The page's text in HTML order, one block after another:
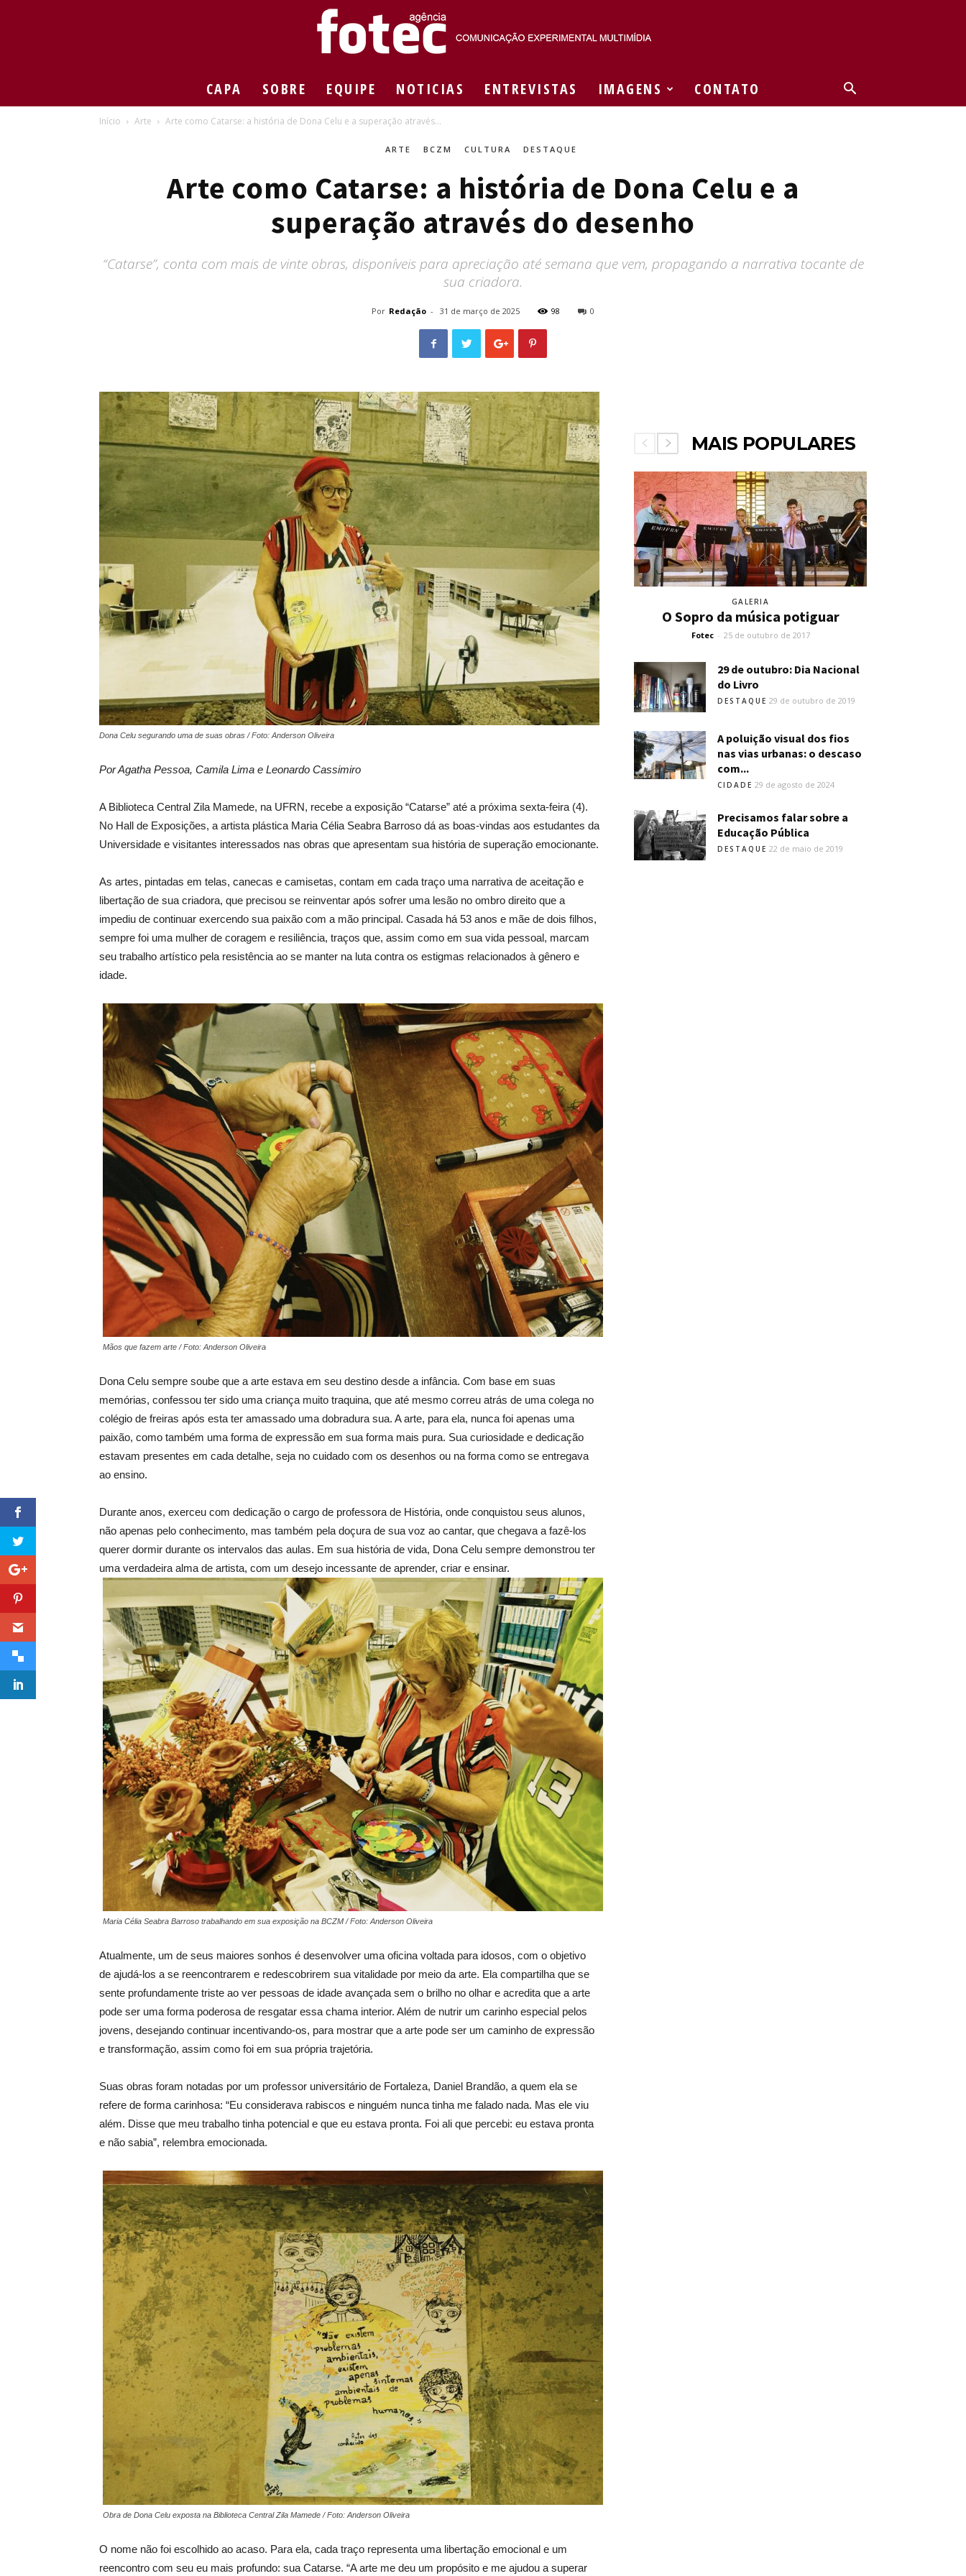
Fotec
CAPA SOBRE EQUIPE NOTICIAS ENTREVISTAS IMAGENS CONTATO
Início Arte Arte como Catarse: a história de Dona Celu e a superação através...
ARTE BCZM CULTURA DESTAQUE
Arte como Catarse: a história de Dona Celu e a
superação através do desenho
“Catarse”, conta com mais de vinte obras, disponíveis para apreciação até semana que vem, propagando a narrativa tocante de
sua criadora.
Por Redação - 31 de março de 2025 98 0
Dona Celu segurando uma de suas obras / Foto: Anderson Oliveira
Por Agatha Pessoa, Camila Lima e Leonardo Cassimiro
A Biblioteca Central Zila Mamede, na UFRN, recebe a exposição “Catarse” até a próxima sexta-feira (4).
No Hall de Exposições, a artista plástica Maria Célia Seabra Barroso dá as boas-vindas aos estudantes da
Universidade e visitantes interessados nas obras que apresentam sua história de superação emocionante.
As artes, pintadas em telas, canecas e camisetas, contam em cada traço uma narrativa de aceitação e
libertação de sua criadora, que precisou se reinventar após sofrer uma lesão no ombro direito que a
impediu de continuar exercendo sua paixão com a mão principal. Casada há 53 anos e mãe de dois filhos,
sempre foi uma mulher de coragem e resiliência, traços que, assim como em sua vida pessoal, marcam
seu trabalho artístico pela resistência ao se manter na luta contra os estigmas relacionados à gênero e
idade.
Mãos que fazem arte / Foto: Anderson Oliveira
Dona Celu sempre soube que a arte estava em seu destino desde a infância. Com base em suas
memórias, confessou ter sido uma criança muito traquina, que até mesmo correu atrás de uma colega no
colégio de freiras após esta ter amassado uma dobradura sua. A arte, para ela, nunca foi apenas uma
paixão, como também uma forma de expressão em sua forma mais pura. Sua curiosidade e dedicação
estavam presentes em cada detalhe, seja no cuidado com os desenhos ou na forma como se entregava
ao ensino.
Durante anos, exerceu com dedicação o cargo de professora de História, onde conquistou seus alunos,
não apenas pelo conhecimento, mas também pela doçura de sua voz ao cantar, que chegava a fazê-los
querer dormir durante os intervalos das aulas. Em sua história de vida, Dona Celu sempre demonstrou ter
uma verdadeira alma de artista, com um desejo incessante de aprender, criar e ensinar.
Maria Célia Seabra Barroso trabalhando em sua exposição na BCZM / Foto: Anderson Oliveira
Atualmente, um de seus maiores sonhos é desenvolver uma oficina voltada para idosos, com o objetivo
de ajudá-los a se reencontrarem e redescobrirem sua vitalidade por meio da arte. Ela compartilha que se
sente profundamente triste ao ver pessoas de idade avançada sem o brilho no olhar e acredita que a arte
pode ser uma forma poderosa de resgatar essa chama interior. Além de nutrir um carinho especial pelos
jovens, desejando continuar incentivando-os, para mostrar que a arte pode ser um caminho de expressão
e transformação, assim como foi em sua própria trajetória.
Suas obras foram notadas por um professor universitário de Fortaleza, Daniel Brandão, a quem ela se
refere de forma carinhosa: “Eu considerava rabiscos e ninguém nunca tinha me falado nada. Mas ele viu
além. Disse que meu trabalho tinha potencial e que eu estava pronta. Foi ali que percebi: eu estava pronta
e não sabia”, relembra emocionada.
Obra de Dona Celu exposta na Biblioteca Central Zila Mamede / Foto: Anderson Oliveira
O nome não foi escolhido ao acaso. Para ela, cada traço representa uma libertação emocional e um
reencontro com seu eu mais profundo: sua Catarse. “A arte me deu um propósito e me ajudou a superar
MAIS POPULARES
GALERIA
O Sopro da música potiguar
Fotec - 25 de outubro de 2017
29 de outubro: Dia Nacional
do Livro
DESTAQUE 29 de outubro de 2019
A poluição visual dos fios
nas vias urbanas: o descaso
com...
CIDADE 29 de agosto de 2024
Precisamos falar sobre a
Educação Pública
DESTAQUE 22 de maio de 2019